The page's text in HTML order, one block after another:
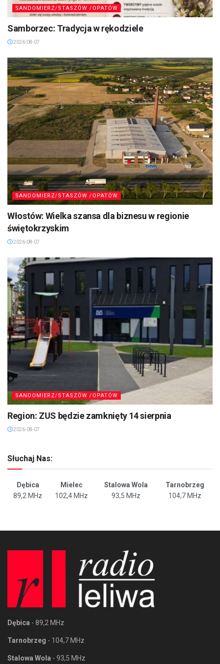
SANDOMIERZ/STASZÓW /OPATÓW
Samborzec: Tradycja w rękodziele
2026-08-07
SANDOMIERZ/STASZÓW /OPATÓW
Włostów: Wielka szansa dla biznesu w regionie
świętokrzyskim
2026-08-07
SANDOMIERZ/STASZÓW /OPATÓW
Region: ZUS będzie zamknięty 14 sierpnia
2026-08-07
Słuchaj Nas:
Dębica Mielec Stalowa Wola
Tarnobrzeg
89,2 MHz
102,4 MHz 93,5 MHz 104,7 MHz
Dębica - 89,2 MHz
Tarnobrzeg - 104,7 MHz
Stalowa Wola - 93,5 MHz